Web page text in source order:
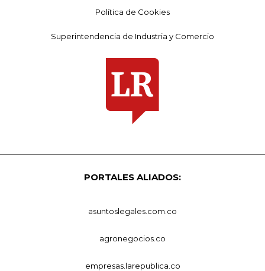
Política de Cookies
Superintendencia de Industria y Comercio
PORTALES ALIADOS:
asuntoslegales.com.co
agronegocios.co
empresas.larepublica.co